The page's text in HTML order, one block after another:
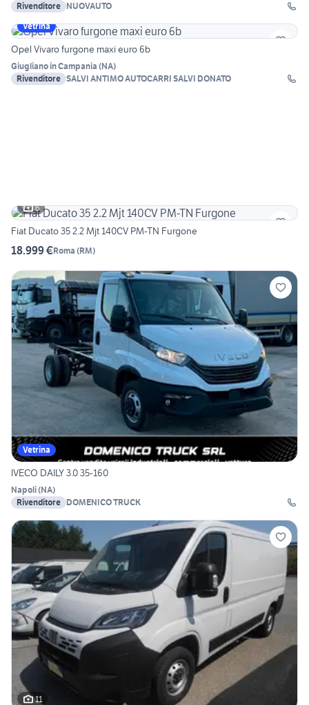
Rivenditore NUOVAUTO
Vetrina
Opel Vivaro furgone maxi euro 6b
Giugliano in Campania (NA)
Rivenditore SALVI ANTIMO AUTOCARRI SALVI DONATO
6
Fiat Ducato 35 2.2 Mjt 140CV PM-TN Furgone
18.999 €Roma (RM)
Vetrina
IVECO DAILY 3.0 35-160
Napoli(NA)
Rivenditore DOMENICO TRUCK
11